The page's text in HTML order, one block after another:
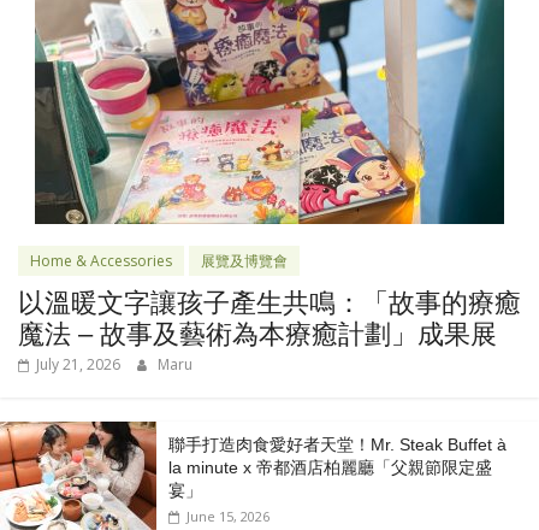
Home & Accessories 展覽及博覽會
以溫暖文字讓孩子產生共鳴：「故事的療癒
魔法 – 故事及藝術為本療癒計劃」成果展
July 21, 2026 Maru
聯手打造肉食愛好者天堂！Mr. Steak Buffet à
la minute x 帝都酒店柏麗廳「⽗親節限定盛
宴」
June 15, 2026